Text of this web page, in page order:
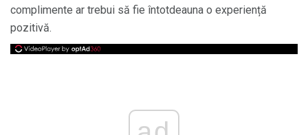
complimente ar trebui să fie întotdeauna o experiență
pozitivă.